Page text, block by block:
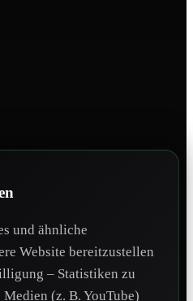
und ähnliche
Website bereitzustellen
– Statistiken zu
(z. B. YouTube)